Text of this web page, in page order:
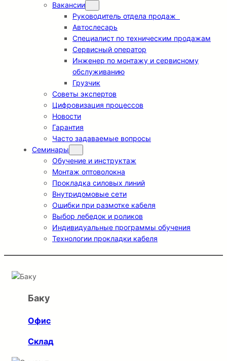
Вакансии
Руководитель отдела продаж
Автослесарь
Специалист по техническим продажам
Сервисный оператор
Инженер по монтажу и сервисному
обслуживанию
Грузчик
Советы экспертов
Цифровизация процессов
Новости
Гарантия
Часто задаваемые вопросы
Семинары
Обучение и инструктаж
Монтаж оптоволокна
Прокладка силовых линий
Внутридомовые сети
Ошибки при размотке кабеля
Выбор лебедок и роликов
Индивидуальные программы обучения
Технологии прокладки кабеля
Баку
Офис
Склад